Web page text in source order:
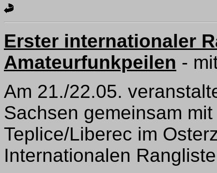
Erster internationaler
Amateurfunkpeilen -
Am 21./22.05.
Sachsen gemeinsam
Teplice/Liberec im
Internationalen